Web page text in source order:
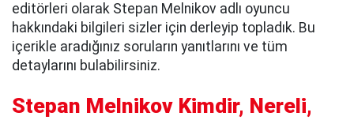
editörleri olarak Stepan Melnikov adlı oyuncu
hakkındaki bilgileri sizler için derleyip topladık. Bu
içerikle aradığınız soruların yanıtlarını ve tüm
detaylarını bulabilirsiniz.
Stepan Melnikov Kimdir, Nereli,